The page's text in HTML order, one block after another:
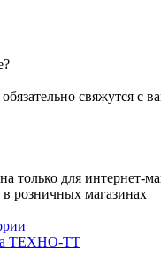
свяжутся с
только для интернет-
в розничных магазинах
ТЕХНО-ТТ